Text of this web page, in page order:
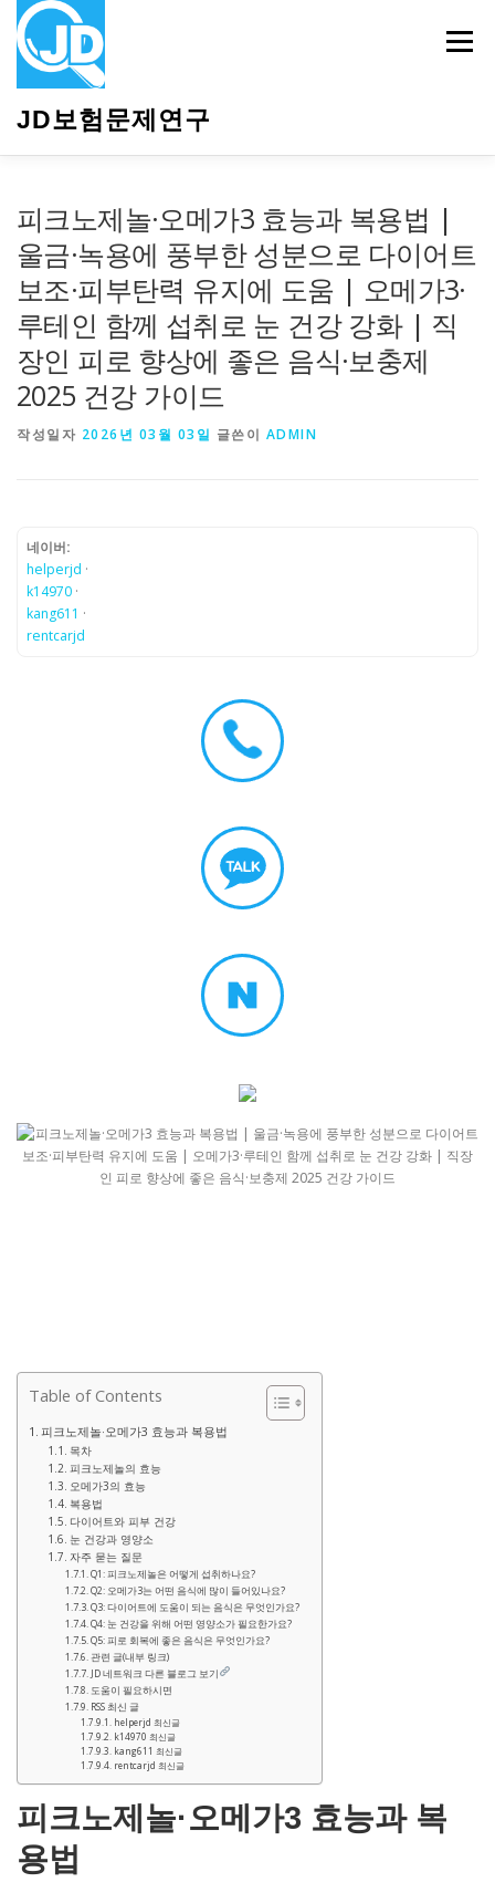
JD보험문제연구
메뉴
피크노제놀·오메가3 효능과 복용법 |
울금·녹용에 풍부한 성분으로 다이어트
보조·피부탄력 유지에 도움 | 오메가3·
루테인 함께 섭취로 눈 건강 강화 | 직
장인 피로 향상에 좋은 음식·보충제
2025 건강 가이드
작성일자 2026년 03월 03일 글쓴이 ADMIN
네이버:
helperjd ·
k14970 ·
kang611 ·
rentcarjd
Table of Contents
피크노제놀·오메가3 효능과 복용법
목차
피크노제놀의 효능
오메가3의 효능
복용법
다이어트와 피부 건강
눈 건강과 영양소
자주 묻는 질문
Q1: 피크노제놀은 어떻게 섭취하나요?
Q2: 오메가3는 어떤 음식에 많이 들어있나요?
Q3: 다이어트에 도움이 되는 음식은 무엇인가요?
Q4: 눈 건강을 위해 어떤 영양소가 필요한가요?
Q5: 피로 회복에 좋은 음식은 무엇인가요?
관련 글(내부 링크)
JD 네트워크 다른 블로그 보기
도움이 필요하시면
RSS 최신 글
helperjd 최신글
k14970 최신글
kang611 최신글
rentcarjd 최신글
피크노제놀·오메가3 효능과 복
용법